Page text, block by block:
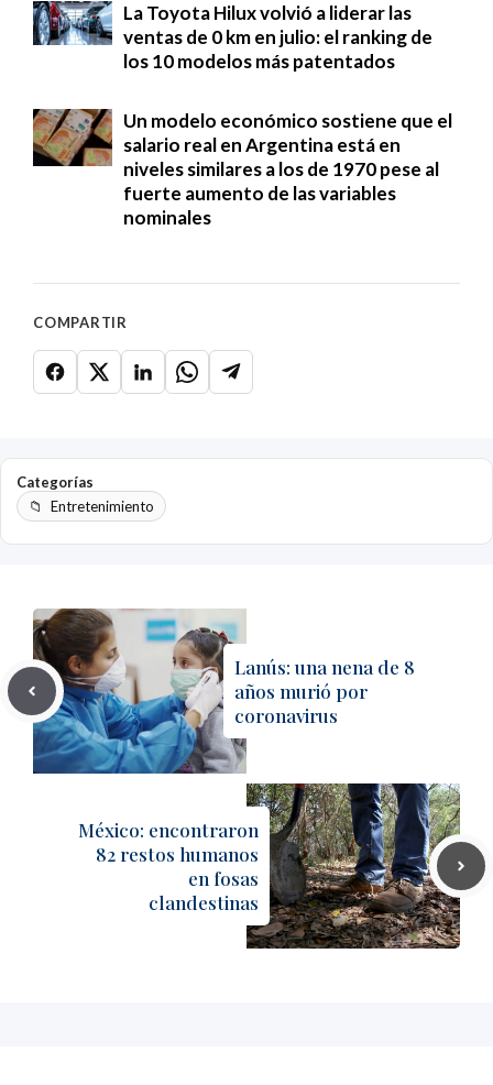
La Toyota Hilux volvió a liderar las
ventas de 0 km en julio: el ranking de
los 10 modelos más patentados
Un modelo económico sostiene que el
salario real en Argentina está en
niveles similares a los de 1970 pese al
fuerte aumento de las variables
nominales
COMPARTIR
Categorías
Entretenimiento
Lanús: una nena de 8
años murió por
coronavirus
México: encontraron
82 restos humanos
en fosas
clandestinas